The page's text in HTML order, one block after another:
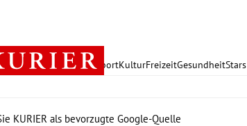
PolitikWirtschaft SportKulturFreizeitGesundheitStars
KURIER als bevorzugte Google-Quelle